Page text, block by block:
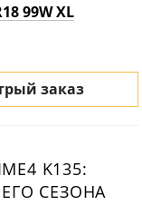
99W XL
заказ
K135:
СЕЗОНА